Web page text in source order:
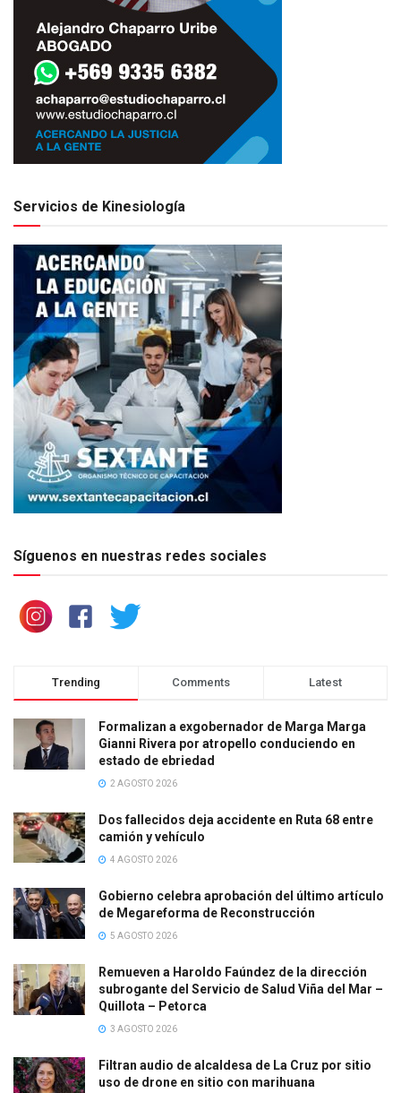
Servicios de Kinesiología
Síguenos en nuestras redes sociales
Trending Comments Latest
Formalizan a exgobernador de Marga Marga
Gianni Rivera por atropello conduciendo en
estado de ebriedad
2 AGOSTO 2026
Dos fallecidos deja accidente en Ruta 68 entre
camión y vehículo
4 AGOSTO 2026
Gobierno celebra aprobación del último artículo
de Megareforma de Reconstrucción
5 AGOSTO 2026
Remueven a Haroldo Faúndez de la dirección
subrogante del Servicio de Salud Viña del Mar –
Quillota – Petorca
3 AGOSTO 2026
Filtran audio de alcaldesa de La Cruz por sitio
uso de drone en sitio con marihuana